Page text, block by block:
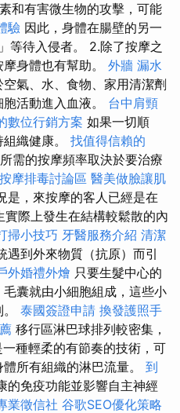
和有害微生物的攻擊，可能
驗 因此，身體在腸壁的另一
等待入侵者。 2.除了按摩之
身體也有幫助。 外牆 漏水
氣、水、食物、家用清潔劑
活動進入血液。 台中肩頸
數位行銷方案 如果一切順
織健康。 找值得信賴的
所需的按摩頻率取決於要治療
摩排毒討論區 醫美做臉讓肌
是，來按摩的客人已經是在
際上發生在結構較鬆散的內
掃小技巧 牙醫服務介紹 清潔
遇到外來物質（抗原）而引
外婚禮外燴 只要生髮中心的
囊就由小細胞組成，這些小
泰國簽證申請 換發護照手
移行區淋巴球排列較密集，
種輕柔的有節奏的技術，可
所有組織的淋巴流量。 到
的免疫功能並影響自主神經
業徵信社 谷歌SEO優化策略